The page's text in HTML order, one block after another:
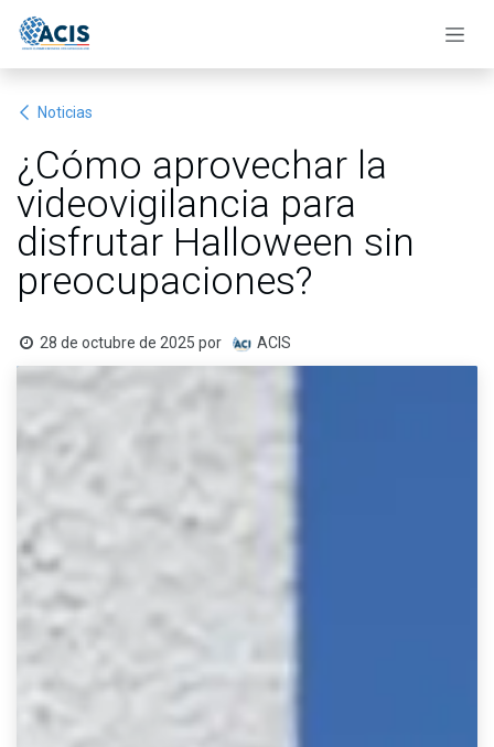
Noticias
¿Cómo aprovechar la
videovigilancia para
disfrutar Halloween sin
preocupaciones?
28 de octubre de 2025 por ACIS